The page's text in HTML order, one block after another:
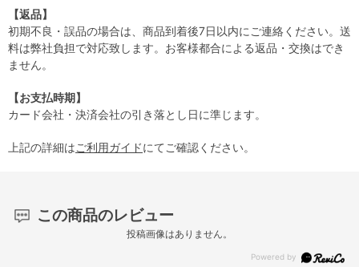
【返品】
初期不良・誤品の場合は、商品到着後7日以内にご連絡ください。送
料は弊社負担で対応致します。お客様都合による返品・交換はでき
ません。
【お支払時期】
カード会社・決済会社の引き落とし日に準じます。
上記の詳細はご利用ガイドにてご確認ください。
この商品のレビュー
投稿画像はありません。